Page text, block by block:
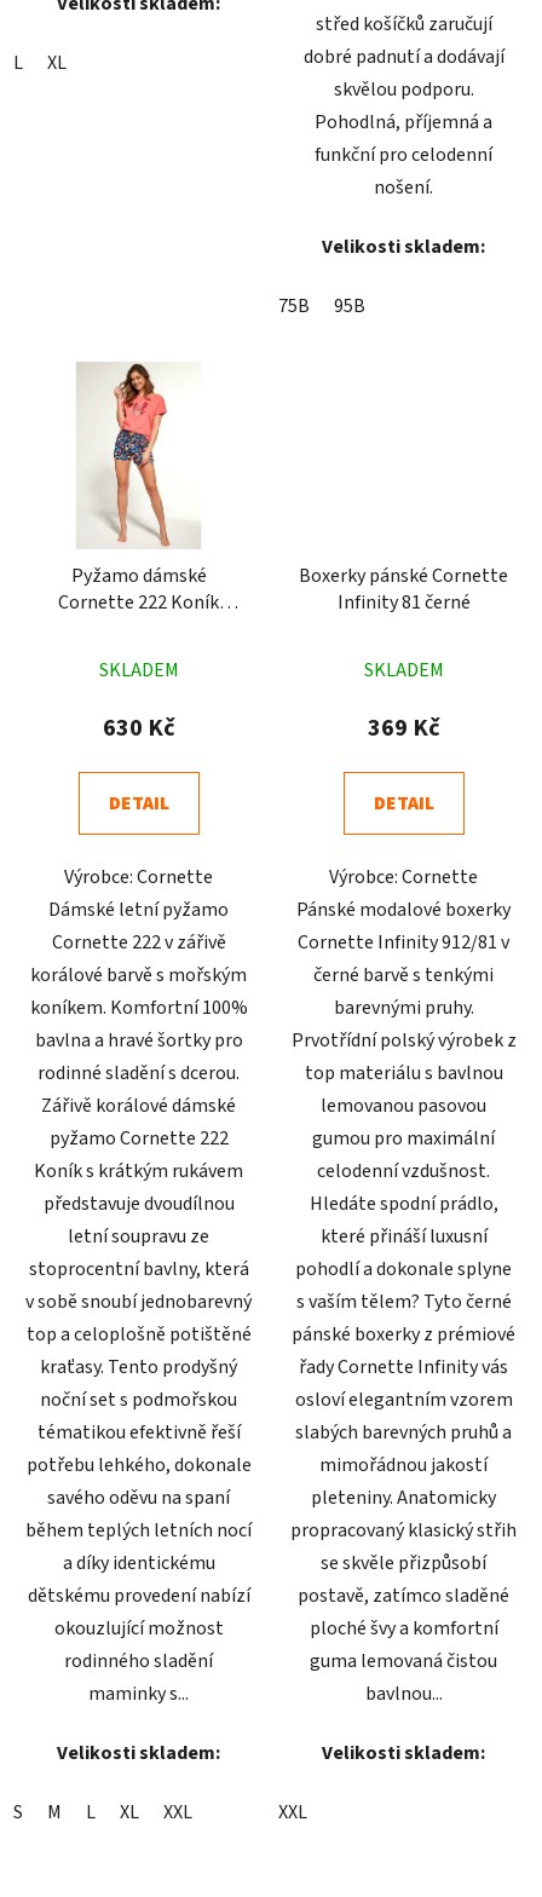
L XL
střed košíčků zaručují
dobré padnutí a dodávají
skvělou podporu.
Pohodlná, příjemná a
funkční pro celodenní
nošení.
Velikosti skladem:
75B 95B
Pyžamo dámské
Cornette 222 Koník
hodnocení
produktu
5,0
z
hvězdiček.
SKLADEM
630 Kč
DETAIL
Výrobce: Cornette
Dámské letní pyžamo
Cornette 222 v zářivě
korálové barvě s mořským
koníkem. Komfortní 100%
bavlna a hravé šortky pro
rodinné sladění s dcerou.
Zářivě korálové dámské
pyžamo Cornette 222
Koník s krátkým rukávem
představuje dvoudílnou
letní soupravu ze
stoprocentní bavlny, která
v sobě snoubí jednobarevný
top a celoplošně potištěné
kraťasy. Tento prodyšný
noční set s podmořskou
tématikou efektivně řeší
potřebu lehkého, dokonale
savého oděvu na spaní
během teplých letních nocí
a díky identickému
dětskému provedení nabízí
okouzlující možnost
rodinného sladění
maminky s...
Velikosti skladem:
S M L XL XXL
Boxerky pánské Cornette
Infinity 81 černé
hodnocení
produktu
5,0
z
hvězdiček.
SKLADEM
369 Kč
DETAIL
Výrobce: Cornette
Pánské modalové boxerky
Cornette Infinity 912/81 v
černé barvě s tenkými
barevnými pruhy.
Prvotřídní polský výrobek z
top materiálu s bavlnou
lemovanou pasovou
gumou pro maximální
celodenní vzdušnost.
Hledáte spodní prádlo,
které přináší luxusní
pohodlí a dokonale splyne
s vaším tělem? Tyto černé
pánské boxerky z prémiové
řady Cornette Infinity vás
osloví elegantním vzorem
slabých barevných pruhů a
mimořádnou jakostí
pleteniny. Anatomicky
propracovaný klasický střih
se skvěle přizpůsobí
postavě, zatímco sladěné
ploché švy a komfortní
guma lemovaná čistou
bavlnou...
Velikosti skladem:
XXL